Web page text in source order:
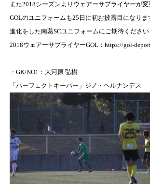
また2018シーズンよりウェアーサプライヤーが変
GOLのユニフォームも25日に初お披露目になりま
進化をした南葛SCユニフォームにご期待ください
2018ウェアーサプライヤーGOL： https://gol-
・ GK/NO1 ：大河原 弘樹
「パーフェクトキーパー」ジノ・ヘルナンデス